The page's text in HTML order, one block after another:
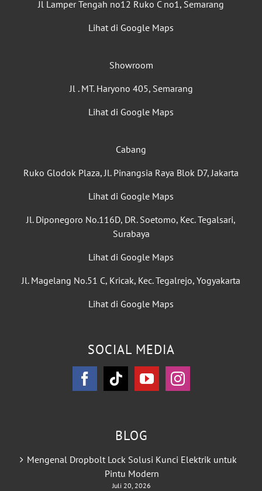
Jl Lamper Tengah no12 Ruko C no1, Semarang
Lihat di Google Maps
Showroom
Jl . MT. Haryono 405, Semarang
Lihat di Google Maps
Cabang
Ruko Glodok Plaza, Jl. Pinangsia Raya Blok D7, Jakarta
Lihat di Google Maps
Jl. Diponegoro No.116D, DR. Soetomo, Kec. Tegalsari,
Surabaya
Lihat di Google Maps
Jl. Magelang No.51 C, Kricak, Kec. Tegalrejo, Yogyakarta
Lihat di Google Maps
SOCIAL MEDIA
BLOG
Mengenal Dropbolt Lock Solusi Kunci Elektrik untuk
Pintu Modern
Juli 20, 2026